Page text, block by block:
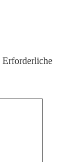
Erforderliche